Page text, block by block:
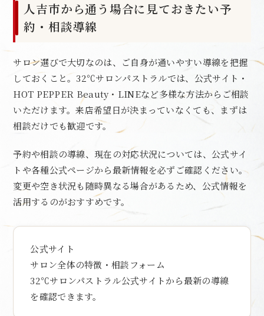
人吉市から通う場合に見ておきたい予
約・相談導線
サロン選びで大切なのは、ご自身が通いやすい導線を把握
しておくこと。32℃サロンパストラルでは、公式サイト・
HOT PEPPER Beauty・LINEなど多様な方法からご相談
いただけます。来店希望日が決まっていなくても、まずは
相談だけでも歓迎です。
予約や相談の導線、現在の対応状況については、公式サイ
トや各種公式ページから最新情報を必ずご確認ください。
変更や空き状況も随時異なる場合があるため、公式情報を
活用するのがおすすめです。
公式サイト
サロン全体の特徴・相談フォーム
32℃サロンパストラル公式サイトから最新の導線
を確認できます。